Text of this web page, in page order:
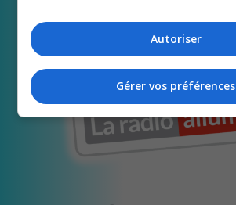
Autoriser
Gérer vos préférences